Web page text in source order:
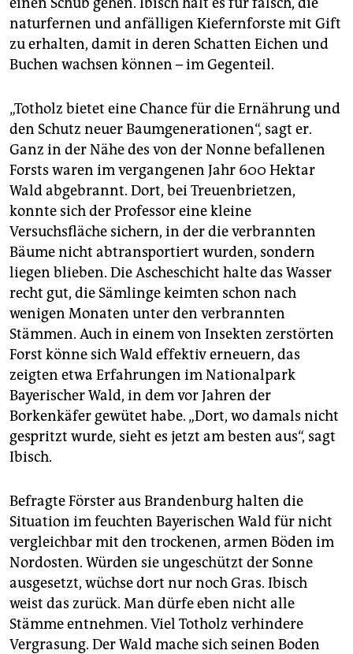
natur­fernen und anfälligen Kiefernforste mit Gift
zu erhalten, damit in deren Schatten Eichen und
Buchen wachsen können – im Gegenteil.
„Totholz bietet eine Chance für die Ernährung und
den Schutz neuer Baumgenerationen“, sagt er.
Ganz in der Nähe des von der Nonne befallenen
Forsts waren im vergangenen Jahr 600 Hektar
Wald abgebrannt. Dort, bei Treuenbrietzen,
konnte sich der Professor eine kleine
Versuchsfläche sichern, in der die verbrannten
Bäume nicht abtransportiert wurden, sondern
liegen blieben. Die Ascheschicht halte das Wasser
recht gut, die Sämlinge keimten schon nach
wenigen Monaten unter den verbrannten
Stämmen. Auch in einem von Insekten zerstörten
Forst könne sich Wald effektiv erneuern, das
zeigten etwa Erfahrungen im Nationalpark
Bayerischer Wald, in dem vor Jahren der
Borkenkäfer gewütet habe. „Dort, wo damals nicht
gespritzt wurde, sieht es jetzt am besten aus“, sagt
Ibisch.
Befragte Förster aus Brandenburg halten die
Situation im feuchten Bayerischen Wald für nicht
vergleichbar mit den trockenen, armen Böden im
Nordosten. Würden sie ungeschützt der Sonne
ausgesetzt, wüchse dort nur noch Gras. Ibisch
weist das zurück. Man dürfe eben nicht alle
Stämme entnehmen. Viel Totholz verhindere
Vergrasung. Der Wald mache sich seinen Boden